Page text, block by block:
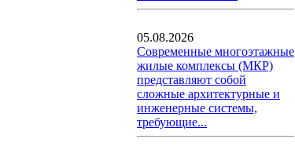
05.08.2026
Современные многоэтажные
жилые комплексы (МКР)
представляют собой
сложные архитектурные и
инженерные системы,
требующие...